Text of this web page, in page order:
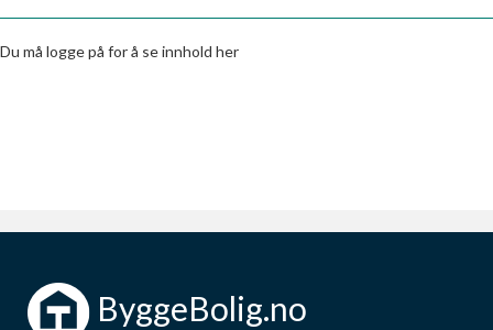
Boligmappa+
Få mer ut av Boligmappa
Du må logge på for å se innhold her
ByggeBolig.no